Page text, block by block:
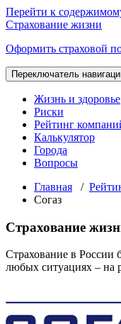
Перейти к
Страхование жизни
Оформить страховой
Переключатель
Жизнь и здоровье
Риски
Рейтинг
Калькулятор
Города
Вопросы
Главная /
Согаз
Страхование
Страхование в России
любых ситуациях – на